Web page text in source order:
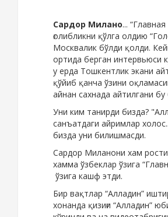
Сардор Милано...
ғолибликни қўлга олдию
Москвалик бўлди қолди.
ортида берган интервьюси
у ерда Тошкентлик экани
қўйиб қанча ўзини
айнан сахнада айтилгани
Уни ким танирди бизда?
санъатдаги айримлар
бизда уни билишмасди.
Сардор Миланони хам
хамма ўзбеклар ўзига
ўзига кашф этди.
Бир вақтлар “Алладин”
хонанда қизиғи “Алладин”